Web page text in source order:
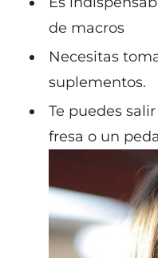
de macros
Necesitas
suplementos.
Te puedes
fresa o un